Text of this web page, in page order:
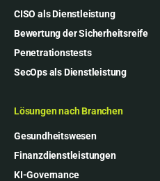
CISO als Dienstleistung
Bewertung der Sicherheitsreife
Penetrationstests
SecOps als Dienstleistung
Lösungen nach Branchen
Gesundheitswesen
Finanzdienstleistungen
KI-Governance